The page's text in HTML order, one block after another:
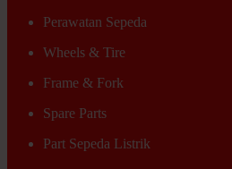
Perawatan Sepeda
Wheels & Tire
Frame & Fork
Spare Parts
Part Sepeda Listrik